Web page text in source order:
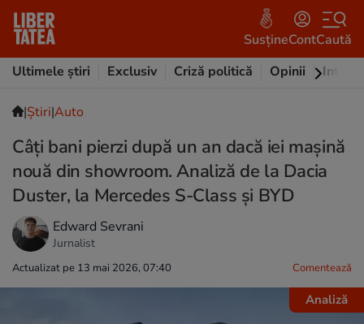
SusțineContCaută
Ultimele știri
Exclusiv Criză politică Opinii
|Ştiri|Auto
Câți bani pierzi după un an dacă iei mașină
nouă din showroom. Analiză de la Dacia
Duster, la Mercedes S-Class și BYD
Edward Sevrani
Jurnalist
Actualizat pe 13 mai 2026, 07:40 Comentează
Analiză